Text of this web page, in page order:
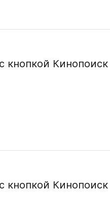
кнопкой
кнопкой